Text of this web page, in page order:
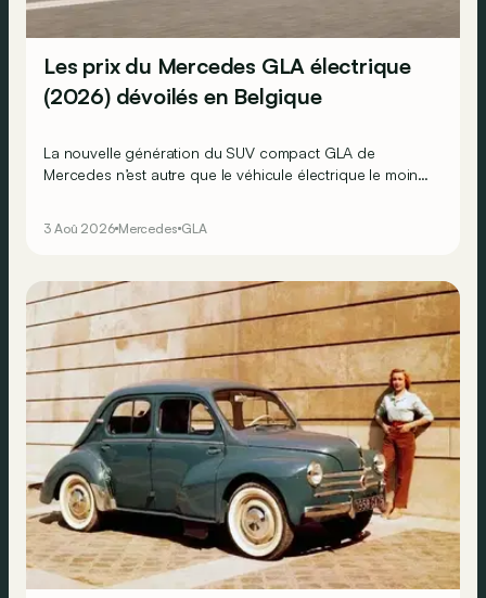
Les prix du Mercedes GLA électrique
(2026) dévoilés en Belgique
La nouvelle génération du SUV compact GLA de
Mercedes n’est autre que le véhicule électrique le moins
3 Aoû 2026 Mercedes GLA